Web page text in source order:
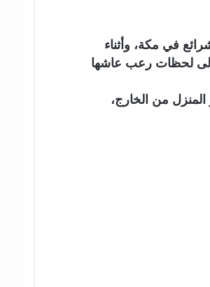
في مكة، وأثناء
لحظات رعب عاشها
من الخارج،